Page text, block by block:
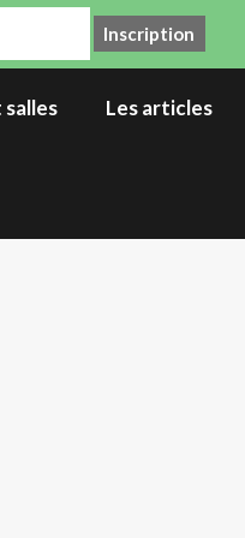
Les articles